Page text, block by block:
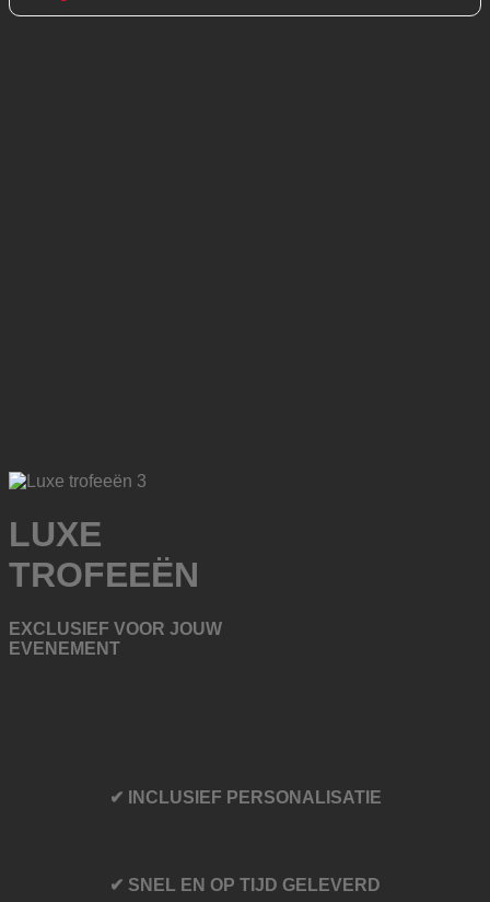
LUXE
TROFEEËN
EXCLUSIEF VOOR JOUW
EVENEMENT
✔ INCLUSIEF PERSONALISATIE
✔ SNEL EN OP TIJD GELEVERD